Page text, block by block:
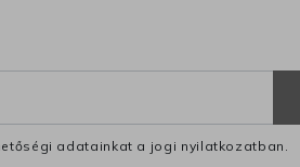
adatainkat a jogi nyilatkozatban.